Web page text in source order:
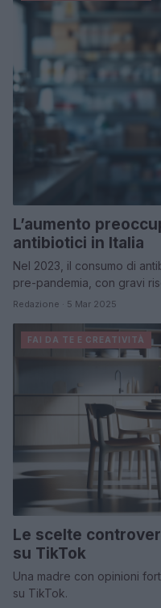
L’aumento
antibiotici in Italia
Nel 2023, il consumo di
pre-pandemia, con gravi
Redazione · 5 Mar 2025
FAI DA TE E CREATIVITÀ
Le scelte
su TikTok
Una madre con opinioni
su TikTok.